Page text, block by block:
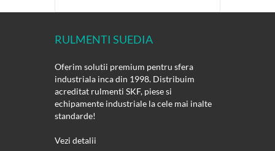
RULMENTI SUEDIA
Oferim solutii premium pentru sfera
industriala inca din 1998. Distribuim
acreditat rulmenti SKF, piese si
echipamente industriale la cele mai inalte
standarde!
Vezi detalii